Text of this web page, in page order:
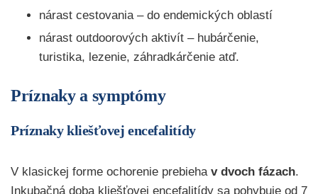
nárast cestovania – do endemických oblastí
nárast outdoorových aktivít – hubárčenie,
turistika, lezenie, záhradkárčenie atď.
Príznaky a symptómy
Príznaky kliešťovej encefalitídy
V klasickej forme ochorenie prebieha v dvoch fázach.
Inkubačná doba kliešťovej encefalitídy sa pohybuje od 7